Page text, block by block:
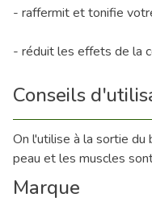
- raffermit et tonifie
- réduit les effets de la
Conseils
On l'utilise à la sortie du
peau et les muscles
Marque